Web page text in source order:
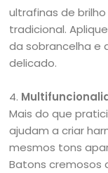
ultrafinas de
tradicional.
da sobrancelha e
delicado.
4.
Mais do que
ajudam a criar
mesmos tons
Batons cremosos